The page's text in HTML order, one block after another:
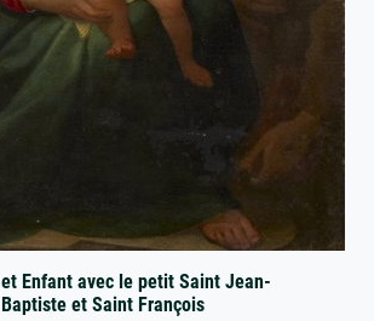
Enfant avec le petit Saint Jean-
Baptiste et Saint François